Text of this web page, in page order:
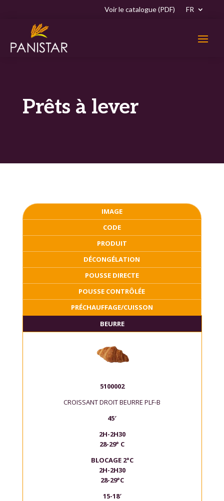
Voir le catalogue (PDF) FR
Prêts à lever
IMAGE
CODE
PRODUIT
DÉCONGÉLATION
POUSSE DIRECTE
POUSSE CONTRÔLÉE
PRÉCHAUFFAGE/CUISSON
BEURRE
5100002
CROISSANT DROIT BEURRE PLF-B
45′
2H-2H30
28-29° C
BLOCAGE 2°C
2H-2H30
28-29°C
15-18′